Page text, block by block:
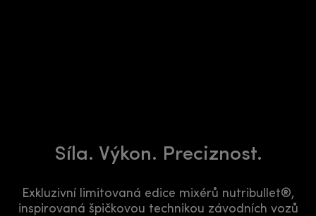
Síla. Výkon. Preciznost.
Exkluzivní limitovaná edice mixérů nutribullet®,
inspirovaná špičkovou technikou závodních vozů